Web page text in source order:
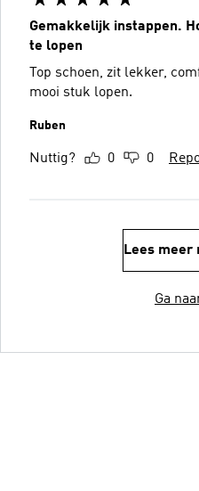
Gemakkelijk instappen.
te lopen
Top schoen, zit lekker,
mooi stuk lopen.
Ruben
Nuttig? 0 0
Lees meer
Ga